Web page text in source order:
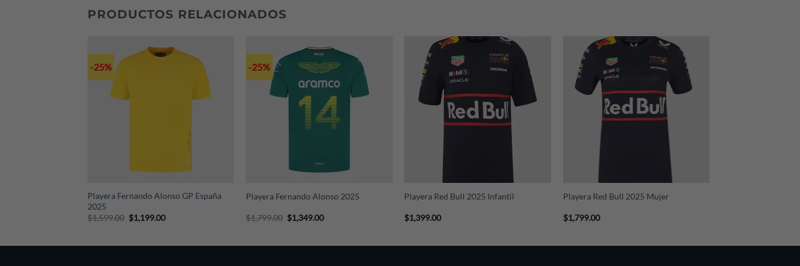
PRODUCTOS RELACIONADOS
-25%
Playera Fernando Alonso GP España
2025
$1,599.00 Original
price
$1,199.00Current
-25%
Playera Fernando Alonso 2025
$1,799.00 Original
price
$1,349.00Current
Playera Red Bull 2025 Infantil
$1,399.00
Playera Red Bull 2025 Mujer
$1,799.00